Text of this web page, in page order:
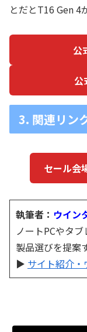
とだとT16 Gen 4
公
公
3. 関連リン
セール会
執筆者： ウイン
ノートPCやタ
製品選びを提案
▶ サイト紹介・